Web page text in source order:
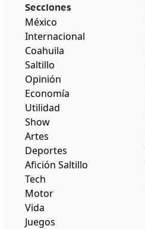
Secciones
México
Internacional
Coahuila
Saltillo
Opinión
Economía
Utilidad
Show
Artes
Deportes
Afición Saltillo
Tech
Motor
Vida
Juegos